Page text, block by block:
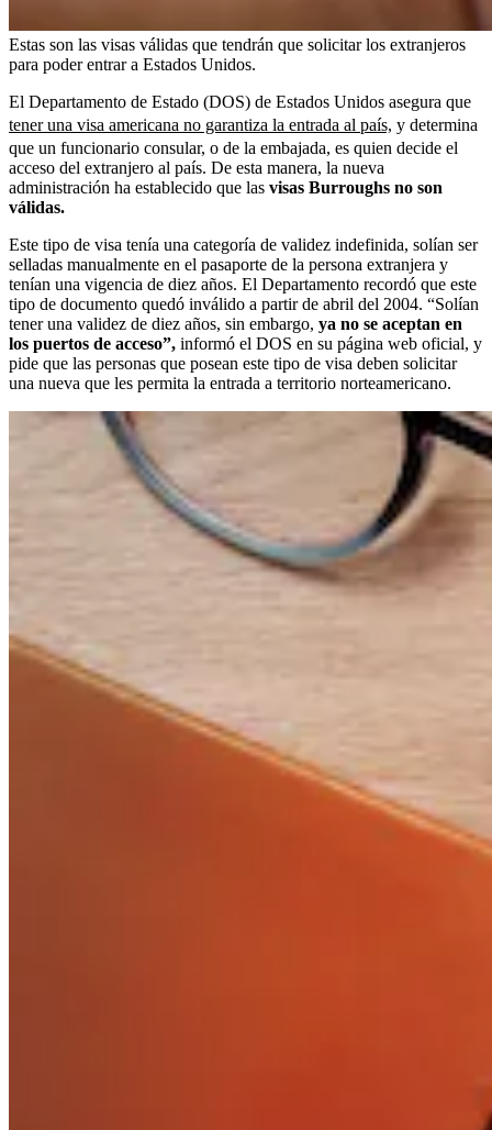
Estas son las visas válidas que tendrán que solicitar los extranjeros
para poder entrar a Estados Unidos.
El Departamento de Estado (DOS) de Estados Unidos asegura que
tener una visa americana no garantiza la entrada al país, y determina
que un funcionario consular, o de la embajada, es quien decide el
acceso del extranjero al país. De esta manera, la nueva
administración ha establecido que las visas Burroughs no son
válidas.
Este tipo de visa tenía una categoría de validez indefinida, solían ser
selladas manualmente en el pasaporte de la persona extranjera y
tenían una vigencia de diez años. El Departamento recordó que este
tipo de documento quedó inválido a partir de abril del 2004. “Solían
tener una validez de diez años, sin embargo, ya no se aceptan en
los puertos de acceso”, informó el DOS en su página web oficial, y
pide que las personas que posean este tipo de visa deben solicitar
una nueva que les permita la entrada a territorio norteamericano.